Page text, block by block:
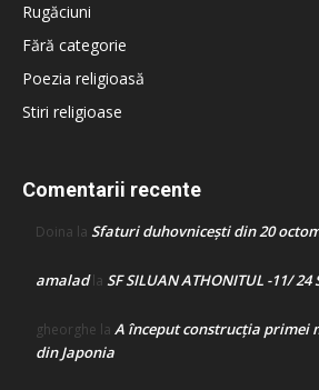
Rugăciuni
Fără categorie
Poezia religioasă
Stiri religioase
Comentarii recente
Doina la Sfaturi duhovnicești din 20
amaladla SF SILUAN ATHONITUL -11/ 24
gheorghe la A început construcţia primei
din Japonia